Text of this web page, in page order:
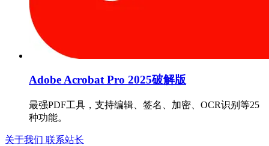
Adobe Acrobat Pro 2025破解版
最强PDF工具，支持编辑、签名、加密、OCR识别等25
种功能。
关于我们 联系站长